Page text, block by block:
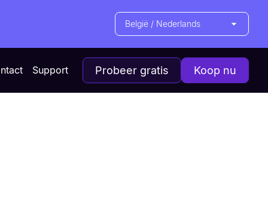
België / Nederlands
Support Probeer gratis Koop nu